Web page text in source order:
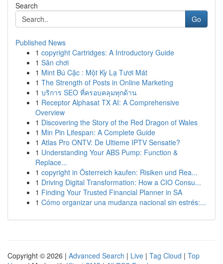
Search
Go
Published News
1 copyright Cartridges: A Introductory Guide
1 Sân chơi
1 Mint Bú Cặc : Một Kỳ Lạ Tươi Mát
1 The Strength of Posts in Online Marketing
1 บริการ SEO ที่ครอบคลุมทุกด้าน
1 Receptor Alphasat TX AI: A Comprehensive
Overview
1 Discovering the Story of the Red Dragon of Wales
1 Min Pin Lifespan: A Complete Guide
1 Atlas Pro ONTV: De Ultieme IPTV Sensatie?
1 Understanding Your ABS Pump: Function &
Replace...
1 copyright in Österreich kaufen: Risiken und Rea...
1 Driving Digital Transformation: How a CIO Consu...
1 Finding Your Trusted Financial Planner in SA
1 Cómo organizar una mudanza nacional sin estrés:...
Copyright © 2026 | Advanced Search | Live | Tag Cloud | Top